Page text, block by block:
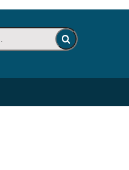
Indsæt søgeord for at søge
Fold søgefelt ind